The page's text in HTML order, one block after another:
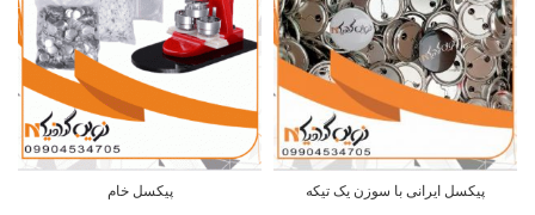
پیکسل ایرانی با سوزن یک تیکه پیکسل خام